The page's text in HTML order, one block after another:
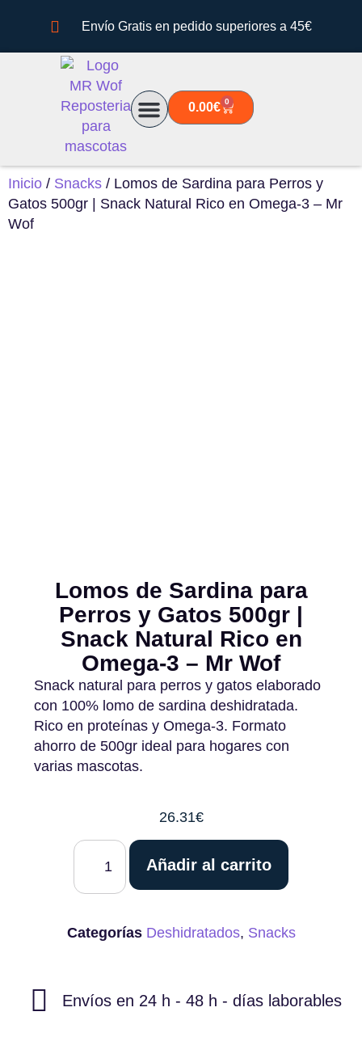
Envío Gratis en pedido superiores a 45€
0.00€ 0
Inicio / Snacks / Lomos de Sardina para Perros y
Gatos 500gr | Snack Natural Rico en Omega-3 – Mr
Wof
Lomos de Sardina para
Perros y Gatos 500gr |
Snack Natural Rico en
Omega-3 – Mr Wof
Snack natural para perros y gatos elaborado
con 100% lomo de sardina deshidratada.
Rico en proteínas y Omega-3. Formato
ahorro de 500gr ideal para hogares con
varias mascotas.
26.31€
Añadir al carrito
Categorías Deshidratados, Snacks
Envíos en 24 h - 48 h - días laborables